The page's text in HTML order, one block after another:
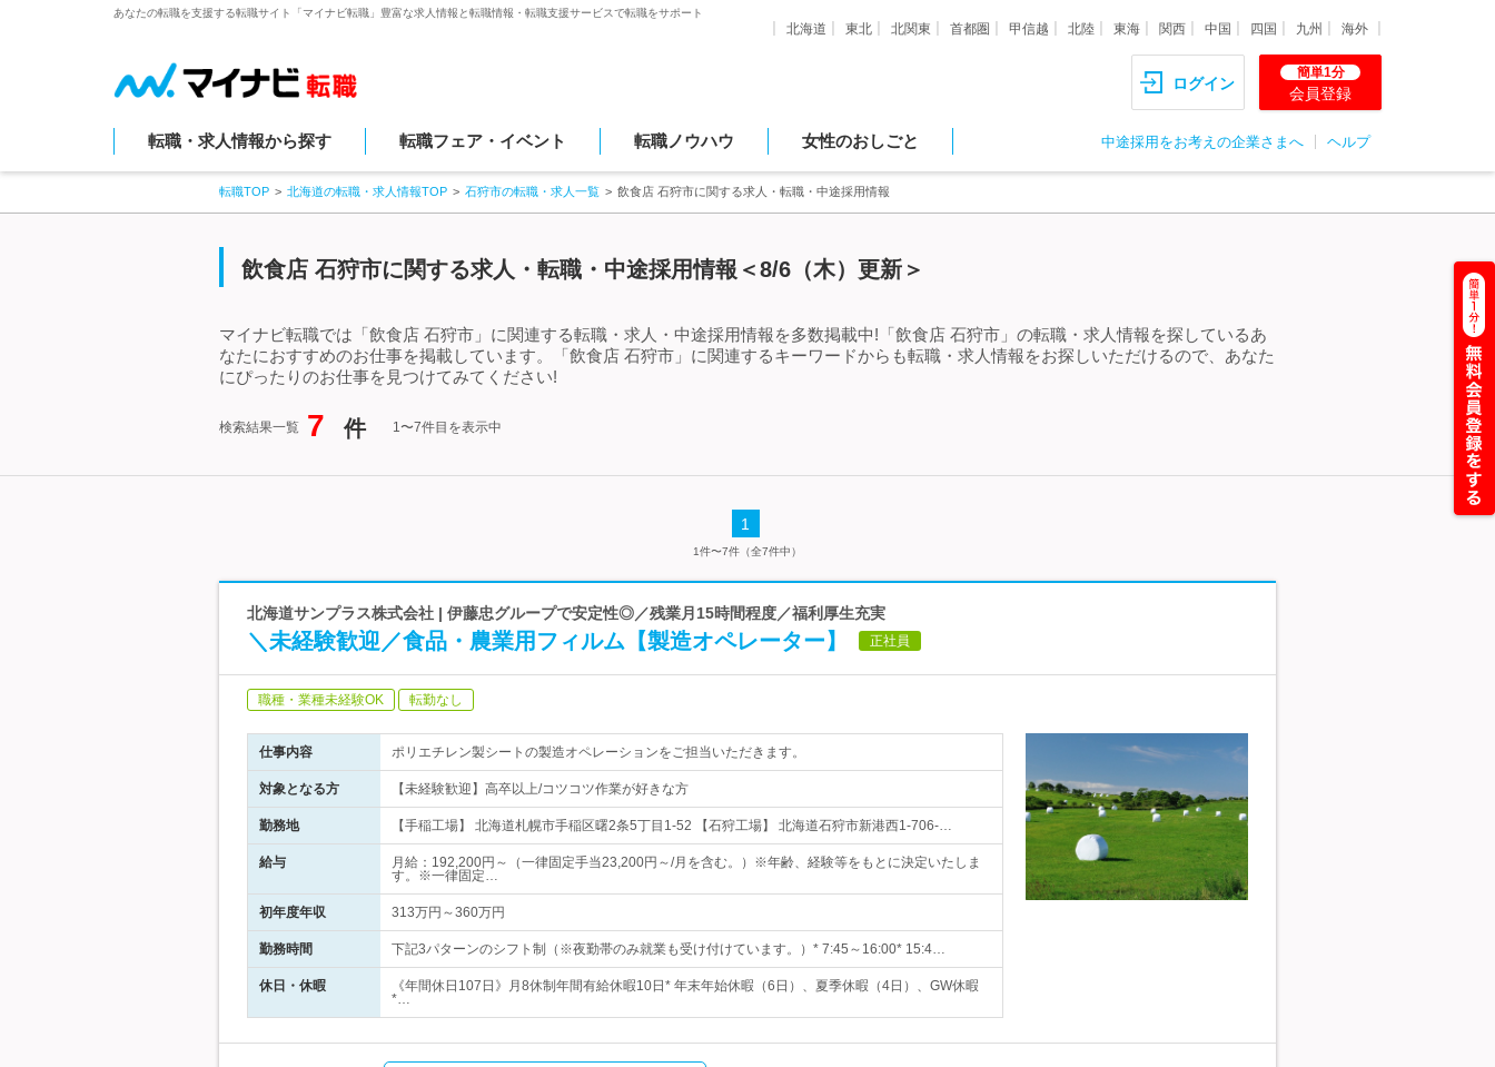
あなたの転職を支援する転職サイト「マイナビ転職」豊富な求人情報と転職情報・転職支援サービスで転職をサポート
北海道 東北 北関東 首都圏 甲信越 北陸 東海 関西 中国 四国 九州 海外
ログイン
簡単1分
会員登録
転職・求人情報から探す 転職フェア・イベント 転職ノウハウ 女性のおしごと 中途採用をお考えの企業さまへ ヘルプ
転職TOP 北海道の転職・求人情報TOP 石狩市の転職・求人一覧 飲食店 石狩市に関する求人・転職・中途採用情報
飲食店 石狩市に関する求人・転職・中途採用情報＜8/6（木）更新＞
マイナビ転職では「飲食店 石狩市」に関連する転職・求人・中途採用情報を多数掲載中!「飲食店 石狩市」の転職・求人情報を探しているあ
なたにおすすめのお仕事を掲載しています。「飲食店 石狩市」に関連するキーワードからも転職・求人情報をお探しいただけるので、あなた
にぴったりのお仕事を見つけてみてください!
検索結果一覧 7 件 1〜7件目を表示中
1
1件〜7件（全7件中）
北海道サンプラス株式会社 | 伊藤忠グループで安定性◎／残業月15時間程度／福利厚生充実
＼未経験歓迎／食品・農業用フィルム【製造オペレーター】 正社員
職種・業種未経験OK 転勤なし
仕事内容 ポリエチレン製シートの製造オペレーションをご担当いただきます。
対象となる方 【未経験歓迎】高卒以上/コツコツ作業が好きな方
勤務地 【手稲工場】 北海道札幌市手稲区曙2条5丁目1-52 【石狩工場】 北海道石狩市新港西1-706-…
給与
月給：192,200円～（一律固定手当23,200円～/月を含む。）※年齢、経験等をもとに決定いたしま
す。※一律固定…
初年度年収 313万円～360万円
勤務時間 下記3パターンのシフト制（※夜勤帯のみ就業も受け付けています。）* 7:45～16:00* 15:4…
休日・休暇
《年間休日107日》月8休制年間有給休暇10日* 年末年始休暇（6日）、夏季休暇（4日）、GW休暇
*…